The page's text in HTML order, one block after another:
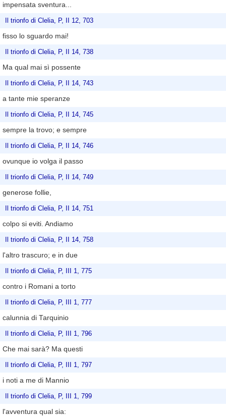
impensata sventura...
Il trionfo di Clelia, P, II 12, 703
fisso lo sguardo mai!
Il trionfo di Clelia, P, II 14, 738
Ma qual mai sì possente
Il trionfo di Clelia, P, II 14, 743
a tante mie speranze
Il trionfo di Clelia, P, II 14, 745
sempre la trovo; e sempre
Il trionfo di Clelia, P, II 14, 746
ovunque io volga il passo
Il trionfo di Clelia, P, II 14, 749
generose follie,
Il trionfo di Clelia, P, II 14, 751
colpo si eviti. Andiamo
Il trionfo di Clelia, P, II 14, 758
l'altro trascuro; e in due
Il trionfo di Clelia, P, III 1, 775
contro i Romani a torto
Il trionfo di Clelia, P, III 1, 777
calunnia di Tarquinio
Il trionfo di Clelia, P, III 1, 796
Che mai sarà? Ma questi
Il trionfo di Clelia, P, III 1, 797
i noti a me di Mannio
Il trionfo di Clelia, P, III 1, 799
l'avventura qual sia: